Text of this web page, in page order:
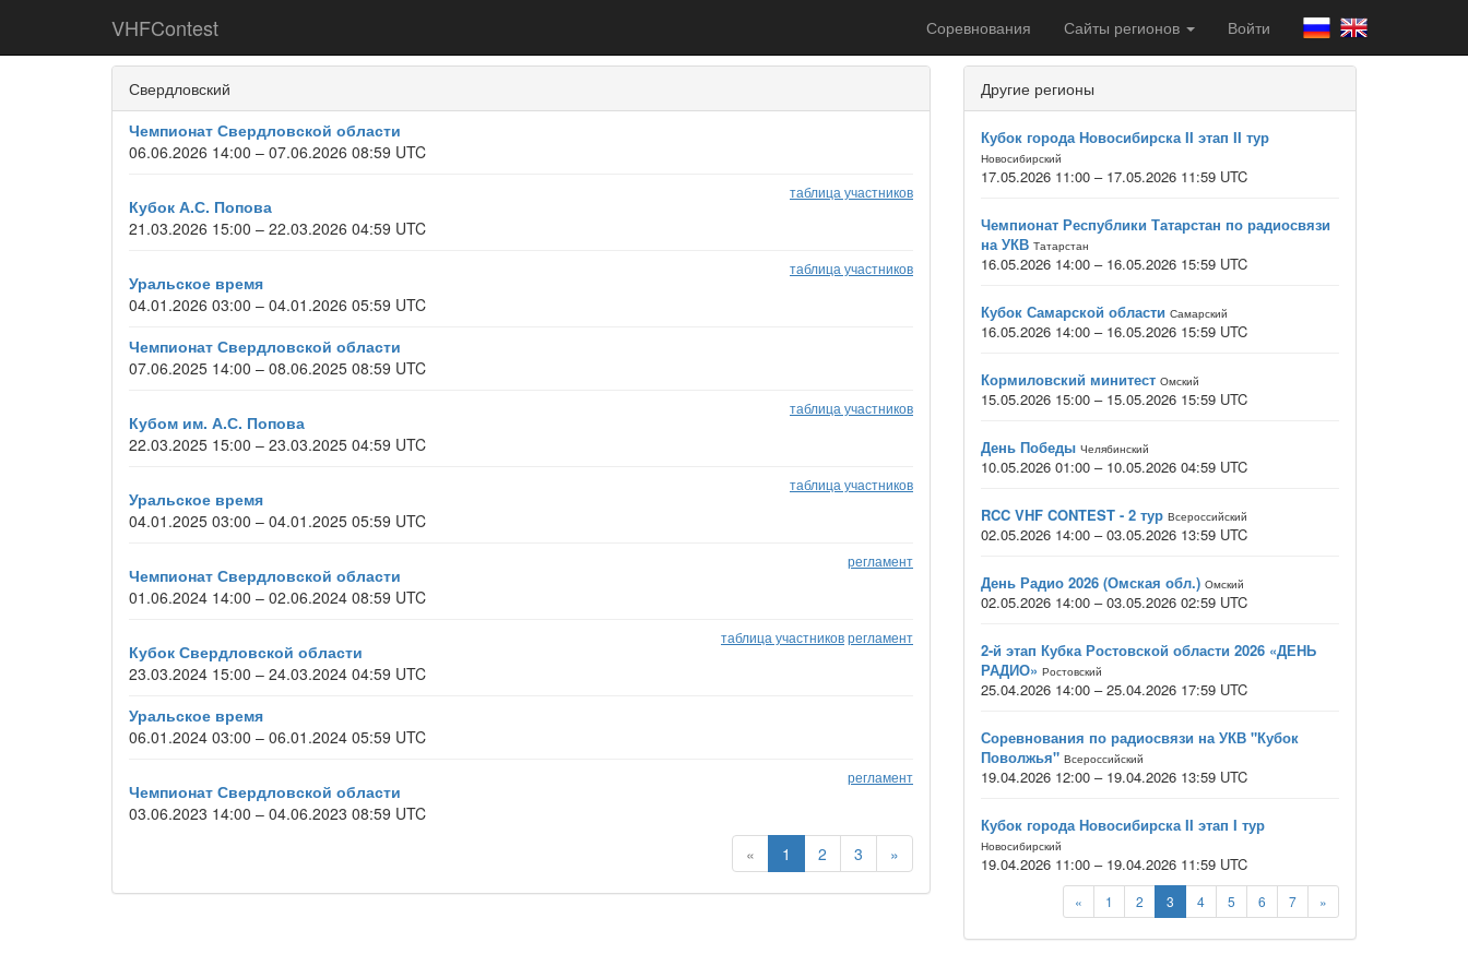
VHFContest Соревнования Сайты регионов Войти
Свердловский
Чемпионат Свердловской области
06.06.2026 14:00 – 07.06.2026 08:59 UTC
таблица участников
Кубок А.С. Попова
21.03.2026 15:00 – 22.03.2026 04:59 UTC
таблица участников
Уральское время
04.01.2026 03:00 – 04.01.2026 05:59 UTC
Чемпионат Свердловской области
07.06.2025 14:00 – 08.06.2025 08:59 UTC
таблица участников
Кубом им. А.С. Попова
22.03.2025 15:00 – 23.03.2025 04:59 UTC
таблица участников
Уральское время
04.01.2025 03:00 – 04.01.2025 05:59 UTC
регламент
Чемпионат Свердловской области
01.06.2024 14:00 – 02.06.2024 08:59 UTC
таблица участниковрегламент
Кубок Свердловской области
23.03.2024 15:00 – 24.03.2024 04:59 UTC
Уральское время
06.01.2024 03:00 – 06.01.2024 05:59 UTC
регламент
Чемпионат Свердловской области
03.06.2023 14:00 – 04.06.2023 08:59 UTC
«
1 2 3 »
Другие регионы
Кубок города Новосибирска II этап II тур
Новосибирский
17.05.2026 11:00 – 17.05.2026 11:59 UTC
Чемпионат Республики Татарстан по радиосвязи
на УКВ Татарстан
16.05.2026 14:00 – 16.05.2026 15:59 UTC
Кубок Самарской области Самарский
16.05.2026 14:00 – 16.05.2026 15:59 UTC
Кормиловский минитест Омский
15.05.2026 15:00 – 15.05.2026 15:59 UTC
День Победы Челябинский
10.05.2026 01:00 – 10.05.2026 04:59 UTC
RCC VHF CONTEST - 2 тур Всероссийский
02.05.2026 14:00 – 03.05.2026 13:59 UTC
День Радио 2026 (Омская обл.) Омский
02.05.2026 14:00 – 03.05.2026 02:59 UTC
2-й этап Кубка Ростовской области 2026 «ДЕНЬ
РАДИО» Ростовский
25.04.2026 14:00 – 25.04.2026 17:59 UTC
Соревнования по радиосвязи на УКВ "Кубок
Поволжья" Всероссийский
19.04.2026 12:00 – 19.04.2026 13:59 UTC
Кубок города Новосибирска II этап I тур
Новосибирский
19.04.2026 11:00 – 19.04.2026 11:59 UTC
« 1 2 3 4 5 6 7 »